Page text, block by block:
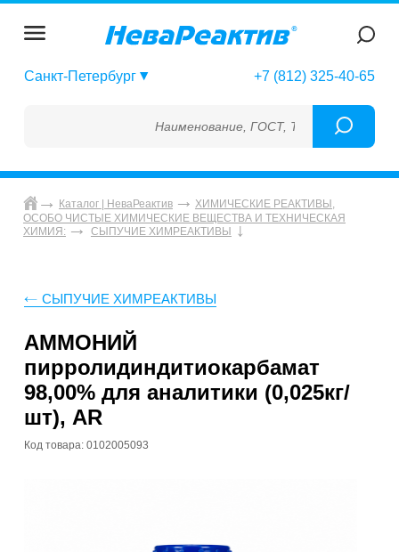
Санкт-Петербург +7 (812) 325-40-65
Наименование, ГОСТ, ТУ, ГСО, МСО, ОСО,
Каталог | НеваРеактив
ХИМИЧЕСКИЕ РЕАКТИВЫ,
ОСОБО ЧИСТЫЕ ХИМИЧЕСКИЕ ВЕЩЕСТВА И ТЕХНИЧЕСКАЯ
ХИМИЯ:
СЫПУЧИЕ ХИМРЕАКТИВЫ
СЫПУЧИЕ ХИМРЕАКТИВЫ
АММОНИЙ
пирролидиндитиокарбамат
98,00% для аналитики (0,025кг/
шт), AR
Код товара: 0102005093